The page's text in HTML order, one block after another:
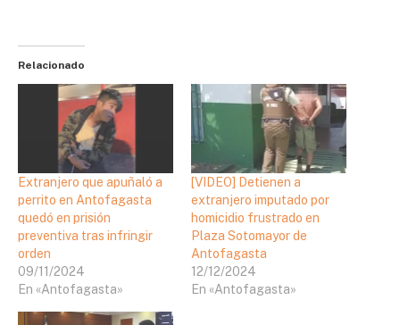
Relacionado
Extranjero que apuñaló a
perrito en Antofagasta
quedó en prisión
preventiva tras infringir
orden
09/11/2024
En «Antofagasta»
[VIDEO] Detienen a
extranjero imputado por
homicidio frustrado en
Plaza Sotomayor de
Antofagasta
12/12/2024
En «Antofagasta»